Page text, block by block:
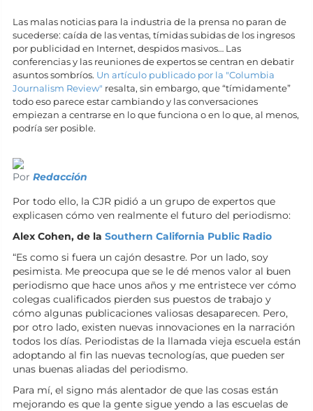
Las malas noticias para la industria de la prensa no paran de
sucederse: caída de las ventas, tímidas subidas de los ingresos
por publicidad en Internet, despidos masivos… Las
conferencias y las reuniones de expertos se centran en debatir
asuntos sombríos. Un artículo publicado por la "Columbia
Journalism Review" resalta, sin embargo, que “tímidamente”
todo eso parece estar cambiando y las conversaciones
empiezan a centrarse en lo que funciona o en lo que, al menos,
podría ser posible.
Por Redacción
Por todo ello, la CJR pidió a un grupo de expertos que
explicasen cómo ven realmente el futuro del periodismo:
Alex Cohen, de la Southern California Public Radio
“Es como si fuera un cajón desastre. Por un lado, soy
pesimista. Me preocupa que se le dé menos valor al buen
periodismo que hace unos años y me entristece ver cómo
colegas cualificados pierden sus puestos de trabajo y
cómo algunas publicaciones valiosas desaparecen. Pero,
por otro lado, existen nuevas innovaciones en la narración
todos los días. Periodistas de la llamada vieja escuela están
adoptando al fin las nuevas tecnologías, que pueden ser
unas buenas aliadas del periodismo.
Para mí, el signo más alentador de que las cosas están
mejorando es que la gente sigue yendo a las escuelas de